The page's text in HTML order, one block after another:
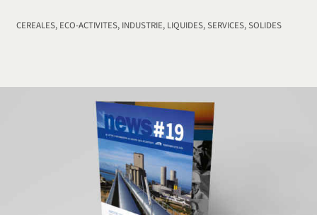
CEREALES, ECO-ACTIVITES, INDUSTRIE, LIQUIDES, SERVICES, SOLIDES